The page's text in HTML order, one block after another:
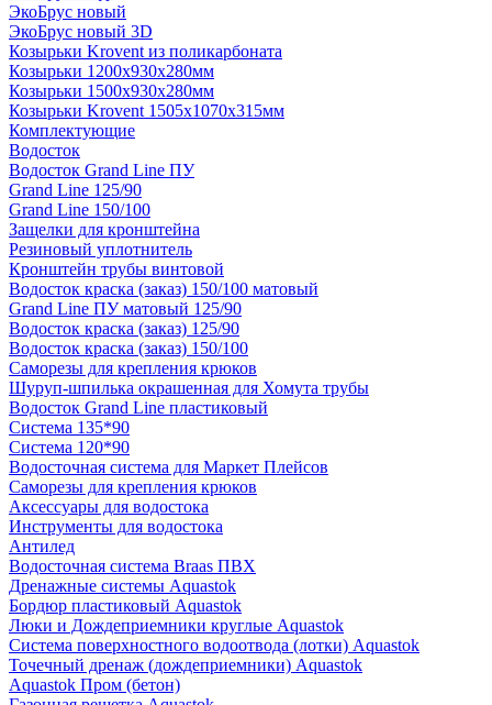
ЭкоБрус новый
ЭкоБрус новый 3D
Козырьки Krovent из поликарбоната
Козырьки 1200х930х280мм
Козырьки 1500х930х280мм
Козырьки Krovent 1505х1070х315мм
Комплектующие
Водосток
Водосток Grand Line ПУ
Grand Line 125/90
Grand Line 150/100
Защелки для кронштейна
Резиновый уплотнитель
Кронштейн трубы винтовой
Водосток краска (заказ) 150/100 матовый
Grand Line ПУ матовый 125/90
Водосток краска (заказ) 125/90
Водосток краска (заказ) 150/100
Саморезы для крепления крюков
Шуруп-шпилька окрашенная для Хомута трубы
Водосток Grand Line пластиковый
Система 135*90
Система 120*90
Водосточная система для Маркет Плейсов
Саморезы для крепления крюков
Аксессуары для водостока
Инструменты для водостока
Антилед
Водосточная система Braas ПВХ
Дренажные системы Aquastok
Бордюр пластиковый Aquastok
Люки и Дождеприемники круглые Aquastok
Система поверхностного водоотвода (лотки) Aquastok
Точечный дренаж (дождеприемники) Aquastok
Aquastok Пром (бетон)